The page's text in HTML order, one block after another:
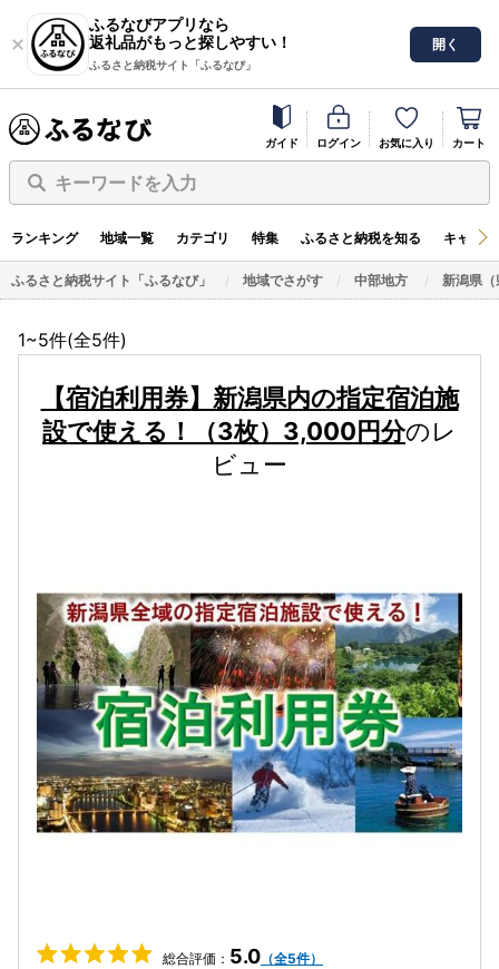
ふるなびアプリなら
返礼品がもっと探しやすい！
ふるさと納税サイト「ふるなび」
開く
ガイド ログイン お気に入り カート
キーワードを入力
ランキング 地域一覧 カテゴリ 特集 ふるさと納税を知る キャン
ふるさと納税サイト「ふるなび」 地域でさがす 中部地方 新潟県（
1~5件(全5件)
【宿泊利用券】新潟県内の指定宿泊施
設で使える！（3枚）3,000円分のレ
ビュー
総合評価： 5.0 （全5件）